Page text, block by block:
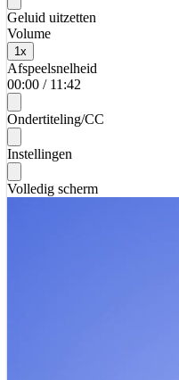
Geluid uitzetten
Volume
1x
Afspeelsnelheid
00:00 / 11:42
Ondertiteling/CC
Instellingen
Volledig scherm